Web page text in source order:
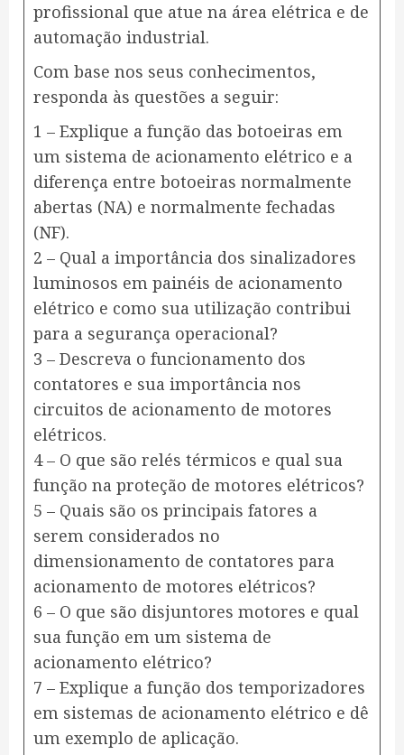
profissional que atue na área elétrica e de
automação industrial.
Com base nos seus conhecimentos,
responda às questões a seguir:
​1 – Explique a função das botoeiras em
um sistema de acionamento elétrico e a
diferença entre botoeiras normalmente
abertas (NA) e normalmente fechadas
(NF).
2 – Qual a importância dos sinalizadores
luminosos em painéis de acionamento
elétrico e como sua utilização contribui
para a segurança operacional?
3 – Descreva o funcionamento dos
contatores e sua importância nos
circuitos de acionamento de motores
elétricos.
4 – O que são relés térmicos e qual sua
função na proteção de motores elétricos?
5 – Quais são os principais fatores a
serem considerados no
dimensionamento de contatores para
acionamento de motores elétricos?
6 – O que são disjuntores motores e qual
sua função em um sistema de
acionamento elétrico?
7 – Explique a função dos temporizadores
em sistemas de acionamento elétrico e dê
um exemplo de aplicação.